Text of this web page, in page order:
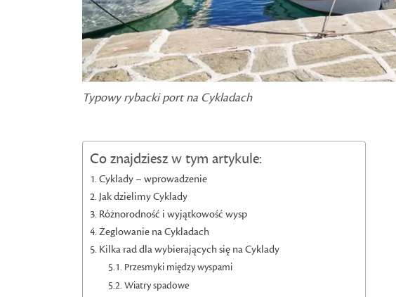
Typowy rybacki port na Cykladach
Co znajdziesz w tym artykule:
Cyklady – wprowadzenie
Jak dzielimy Cyklady
Różnorodność i wyjątkowość wysp
Żeglowanie na Cykladach
Kilka rad dla wybierających się na Cyklady
Przesmyki między wyspami
Wiatry spadowe